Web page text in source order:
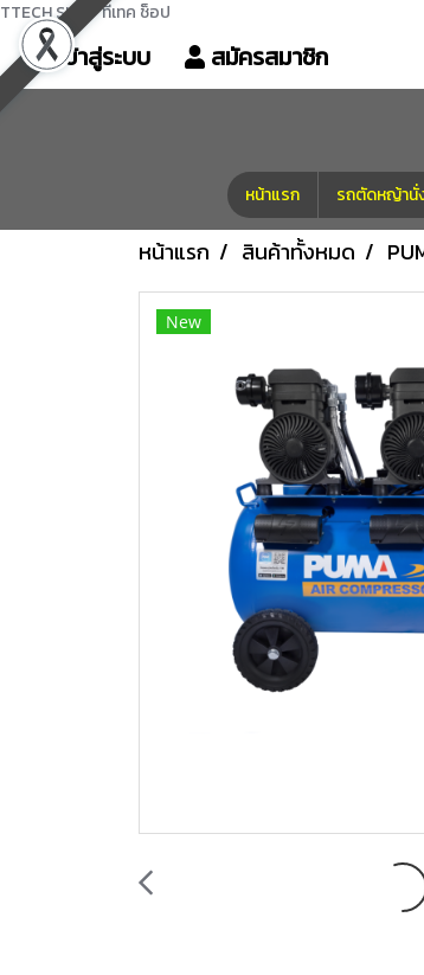
TTECH SHOP ทีเทค ช็อป
เข้าสู่ระบบ สมัครสมาชิก
หน้าแรก รถตัดหญ้านั่
หน้าแรก สินค้าทั้งหมด
New